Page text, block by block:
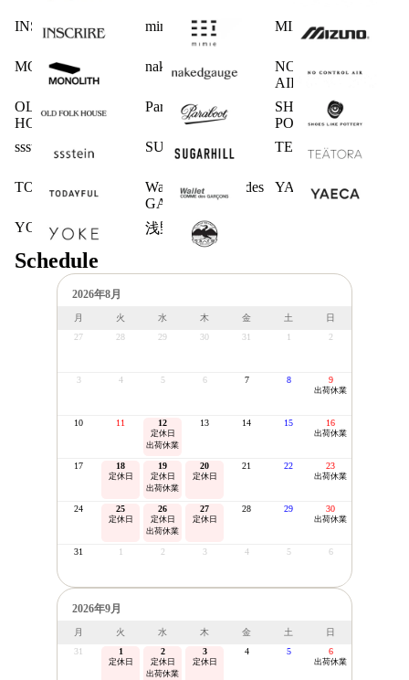
INSCRIRE mimie MIZUNO
MONOLITH nakedgauge
NO CONTROL
AIR
OLD FOLK
HOUSE
Paraboot
SHOES LIKE
POTTERY
ssstein
SUGARHILL TEATORA
TODAYFUL
Wallet COMME des
GARCONS
YAECA
YOKE 浅野商店
Schedule
2026年8月
月 火 水 木 金 土
日
27
28 29 30 31 1 2
3 4 5 6 7 8 9
出荷休業
10 11 12
定休日
出荷休業
13 14 15 16
出荷休業
17 18
定休日
19
定休日
出荷休業
20
定休日
21 22 23
出荷休業
24 25
定休日
26
定休日
出荷休業
27
定休日
28 29 30
出荷休業
31 1 2 3 4 5 6
2026年9月
月 火 水 木 金 土
日
31
1
定休日
2
定休日
出荷休業
3
定休日
4 5 6
出荷休業